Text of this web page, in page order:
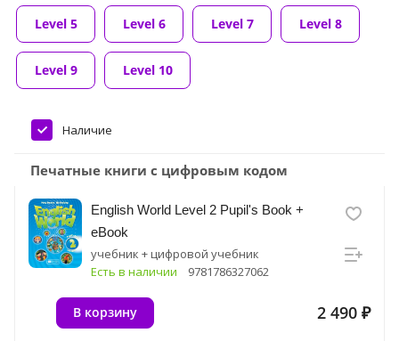
Level 5 Level 6 Level 7 Level 8
Level 9 Level 10
Наличие
Печатные книги с цифровым кодом
English World Level 2 Pupil's Book +
eBook
учебник + цифровой учебник
Есть в наличии
9781786327062
2 490 ₽
В корзину